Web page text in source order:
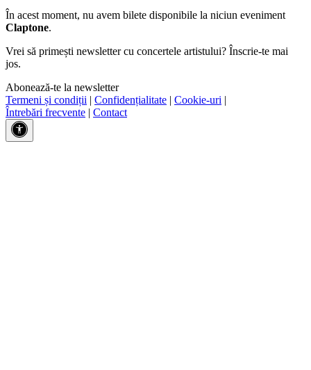
În acest moment, nu avem bilete disponibile la niciun eveniment
Claptone.
Vrei să primești newsletter cu concertele artistului? Înscrie-te mai
jos.
Abonează-te la newsletter
Termeni și condiții | Confidențialitate | Cookie-uri |
Întrebări frecvente | Contact